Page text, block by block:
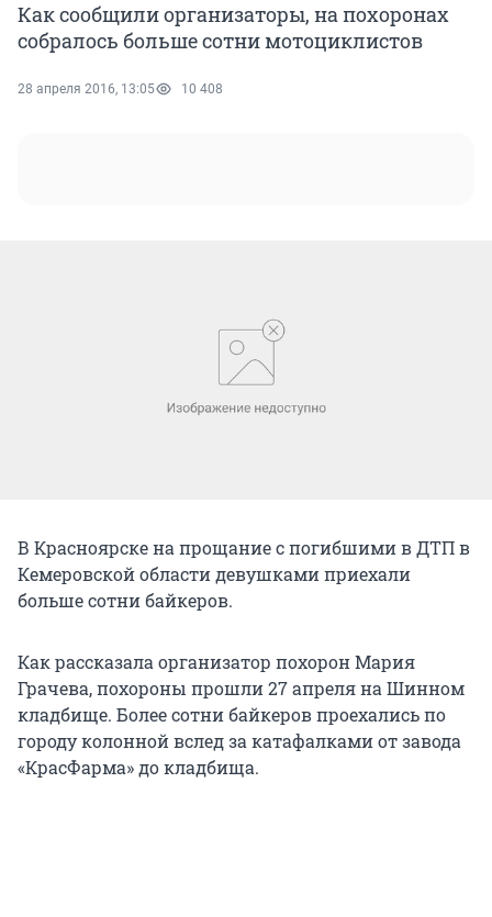
Как сообщили организаторы, на похоронах
собралось больше сотни мотоциклистов
28 апреля 2016, 13:05 10 408
В Красноярске на прощание с погибшими в ДТП в
Кемеровской области девушками приехали
больше сотни байкеров.
Как рассказала организатор похорон Мария
Грачева, похороны прошли 27 апреля на Шинном
кладбище. Более сотни байкеров проехались по
городу колонной вслед за катафалками от завода
«КрасФарма» до кладбища.